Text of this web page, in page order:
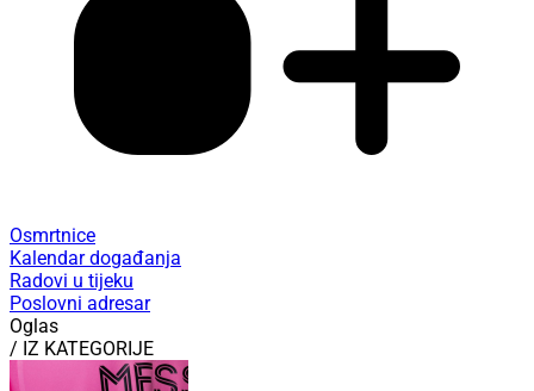
Osmrtnice
Kalendar događanja
Radovi u tijeku
Poslovni adresar
Oglas
/ IZ KATEGORIJE